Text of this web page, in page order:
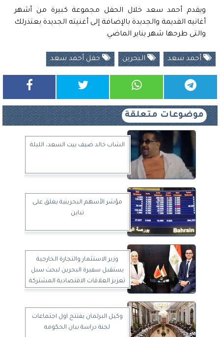
ويقدم أحمد سعد خلال الحفل مجموعة كبيرة من أشهر
أغانيه القديمة والجديدة بالإضافة إلى أغنيته الجديدة بعتذرلك
والتى طرحها شهر يناير الماضي.
أحمد سعد البحرين حفل أحمد سعد
موضوعات متعلقة
الشاب خالد ضيف بيت السعد، الليلة
مؤشر الأسهم البحرينية يغلق على
تباين
وزير الاستثمار والتجارة الخارجية
يستقبل سفيرة البحرين لبحث سبل
تعزيز العلاقات الاقتصادية المشتركة
وكيل البرلمان يفتتح اول اجتماعات
لجنة دراسة بيان الحكومه